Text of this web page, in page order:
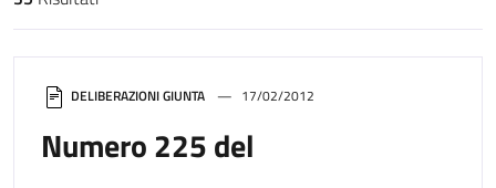
Risultati di ricerca
DELIBERAZIONI GIUNTA 17/02/2012
Numero 225 del